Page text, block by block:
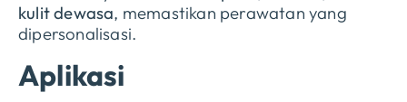
kulit dewasa, memastikan perawatan yang
dipersonalisasi.
Aplikasi